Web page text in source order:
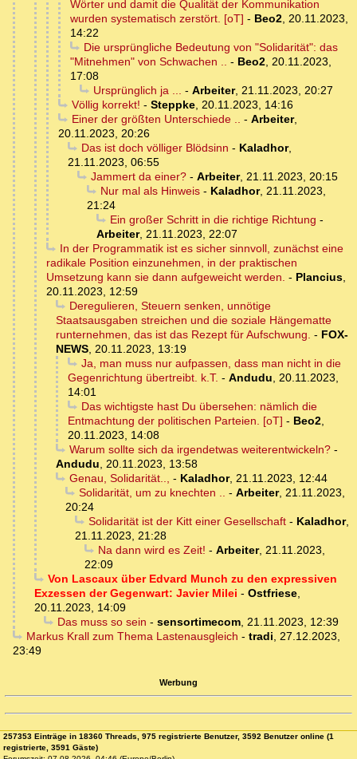
Wörter und damit die Qualität der Kommunikation
wurden systematisch zerstört. [oT] - Beo2, 20.11.2023,
14:22
Die ursprüngliche Bedeutung von "Solidarität": das
"Mitnehmen" von Schwachen .. - Beo2, 20.11.2023,
17:08
Ursprünglich ja ... - Arbeiter, 21.11.2023, 20:27
Völlig korrekt! - Steppke, 20.11.2023, 14:16
Einer der größten Unterschiede .. - Arbeiter,
20.11.2023, 20:26
Das ist doch völliger Blödsinn - Kaladhor,
21.11.2023, 06:55
Jammert da einer?- Arbeiter, 21.11.2023, 20:15
Nur mal als Hinweis- Kaladhor, 21.11.2023,
21:24
Ein großer Schritt in die richtige Richtung -
Arbeiter, 21.11.2023, 22:07
In der Programmatik ist es sicher sinnvoll, zunächst eine
radikale Position einzunehmen, in der praktischen
Umsetzung kann sie dann aufgeweicht werden. - Plancius,
20.11.2023, 12:59
Deregulieren, Steuern senken, unnötige
Staatsausgaben streichen und die soziale Hängematte
runternehmen, das ist das Rezept für Aufschwung. - FOX-
NEWS, 20.11.2023, 13:19
Ja, man muss nur aufpassen, dass man nicht in die
Gegenrichtung übertreibt. k.T. - Andudu, 20.11.2023,
14:01
Das wichtigste hast Du übersehen: nämlich die
Entmachtung der politischen Parteien. [oT] - Beo2,
20.11.2023, 14:08
Warum sollte sich da irgendetwas weiterentwickeln?-
Andudu, 20.11.2023, 13:58
Genau, Solidarität.., - Kaladhor, 21.11.2023, 12:44
Solidarität, um zu knechten .. - Arbeiter, 21.11.2023,
20:24
Solidarität ist der Kitt einer Gesellschaft- Kaladhor,
21.11.2023, 21:28
Na dann wird es Zeit! - Arbeiter, 21.11.2023,
22:09
Von Lascaux über Edvard Munch zu den expressiven
Exzessen der Gegenwart: Javier Milei - Ostfriese,
20.11.2023, 14:09
Das muss so sein - sensortimecom, 21.11.2023, 12:39
Markus Krall zum Thema Lastenausgleich - tradi, 27.12.2023,
23:49
Werbung
257353 Einträge in 18360 Threads, 975 registrierte Benutzer, 3592 Benutzer online (1
registrierte, 3591 Gäste)